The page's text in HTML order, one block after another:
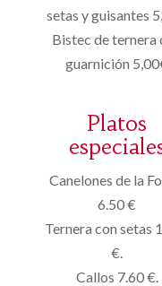
setas y guisantes
Bistec de ternera
guarnición
Platos
Canelones de la
6.50 €
Ternera con setas
€.
Callos 7.60 €.